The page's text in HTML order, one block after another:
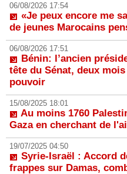
06/08/2026 17:54
«Je peux encore me
de jeunes Marocains
06/08/2026 17:51
Bénin: l’ancien
tête du Sénat, deux
pouvoir
15/08/2025 18:01
Au moins 1760
Gaza en cherchant de
19/07/2025 04:50
Syrie-Israël : Accord
frappes sur Damas,